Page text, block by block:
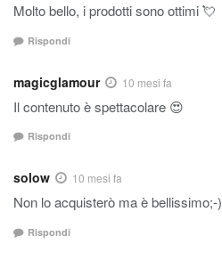
Molto bello, i prodotti sono ottimi 💘
Rispondi
magicglamour 10 mesi fa
Il contenuto è spettacolare 😍
Rispondi
solow 10 mesi fa
Non lo acquisterò ma è bellissimo;-)
Rispondi